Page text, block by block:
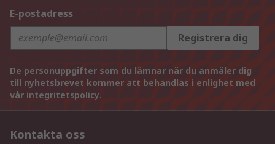
E-postadress
Registrera dig
De personuppgifter som du lämnar när du anmäler dig
till nyhetsbrevet kommer att behandlas i enlighet med
vår integritetspolicy.
Kontakta oss